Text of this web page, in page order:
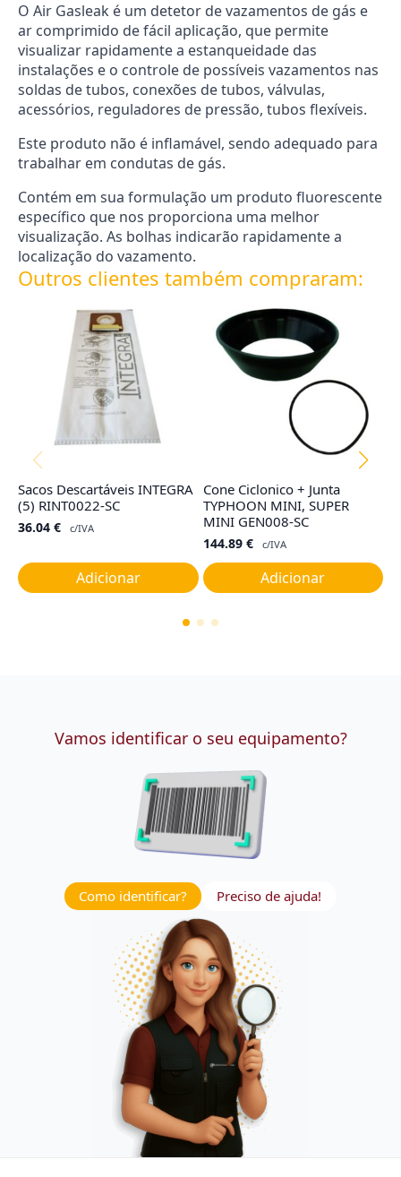
O Air Gasleak é um detetor de vazamentos de gás e
ar comprimido de fácil aplicação, que permite
visualizar rapidamente a estanqueidade das
instalações e o controle de possíveis vazamentos nas
soldas de tubos, conexões de tubos, válvulas,
acessórios, reguladores de pressão, tubos flexíveis.
Este produto não é inflamável, sendo adequado para
trabalhar em condutas de gás.
Contém em sua formulação um produto fluorescente
específico que nos proporciona uma melhor
visualização. As bolhas indicarão rapidamente a
localização do vazamento.
Outros clientes também compraram:
Sacos Descartáveis INTEGRA
(5) RINT0022-SC
36.04 € c/IVA
Adicionar
Cone Ciclonico + Junta
TYPHOON MINI, SUPER
MINI GEN008-SC
144.89 € c/IVA
Adicionar
Vamos identificar o seu equipamento?
Como identificar? Preciso de ajuda!